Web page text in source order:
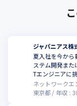
ジャパニアス株
夏入社を今か
ステム開発ま
Tエンジニアに
ネットワークエ
東京都
年収 :